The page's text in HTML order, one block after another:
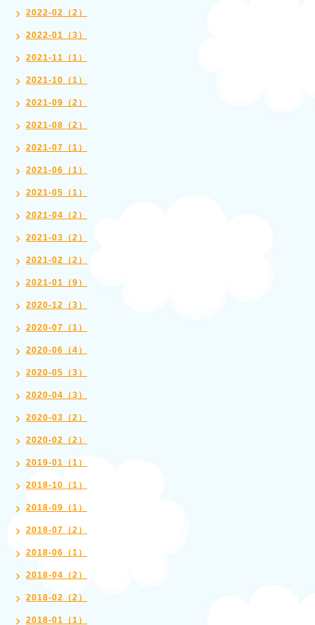
2022-02（2）
2022-01（3）
2021-11（1）
2021-10（1）
2021-09（2）
2021-08（2）
2021-07（1）
2021-06（1）
2021-05（1）
2021-04（2）
2021-03（2）
2021-02（2）
2021-01（9）
2020-12（3）
2020-07（1）
2020-06（4）
2020-05（3）
2020-04（3）
2020-03（2）
2020-02（2）
2019-01（1）
2018-10（1）
2018-09（1）
2018-07（2）
2018-06（1）
2018-04（2）
2018-02（2）
2018-01（1）